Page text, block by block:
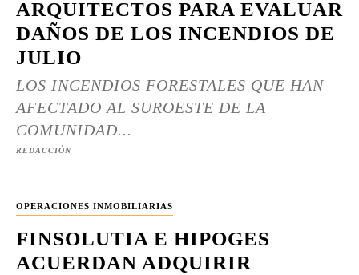
ARQUITECTOS PARA EVALUAR
DAÑOS DE LOS INCENDIOS DE
JULIO
LOS INCENDIOS FORESTALES QUE HAN
AFECTADO AL SUROESTE DE LA
COMUNIDAD...
REDACCIÓN
OPERACIONES INMOBILIARIAS
FINSOLUTIA E HIPOGES
ACUERDAN ADQUIRIR